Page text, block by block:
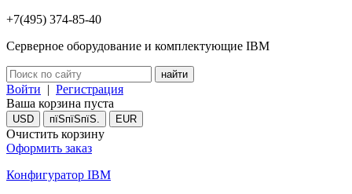
+7(495) 374-85-40
Серверное оборудование и комплектующие IBM
Войти | Регистрация
Ваша корзина пуста
USD пїЅпїЅпїЅ. EUR
Очистить корзину
Оформить заказ
Конфигуратор IBM